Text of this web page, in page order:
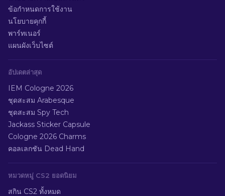
ข้อกำหนดการใช้งาน
นโยบายคุกกี้
พาร์ทเนอร์
แผนผังเว็บไซต์
อัปเดตล่าสุด
IEM Cologne 2026
ชุดสะสม Arabesque
ชุดสะสม Spy Tech
Jackass Sticker Capsule
Cologne 2026 Charms
คอลเลกชัน Dead Hand
หมวดหมู่ CS2 ยอดนิยม
สกิน CS2 ทั้งหมด